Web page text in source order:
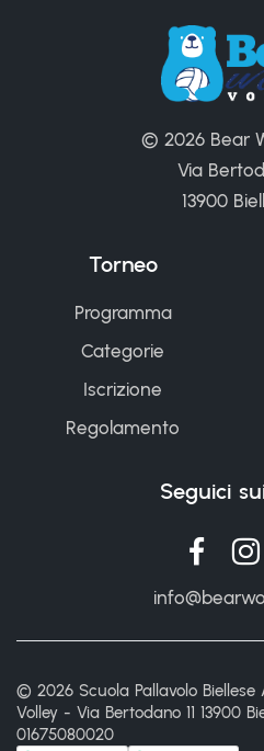
© 2026 Bear
Via
13900
Torneo
Programma
Categorie
Iscrizione
Regolamento
Seguici
© 2026 Scuola Pallavolo Biellese
Volley - Via Bertodano 11 13900
01675080020